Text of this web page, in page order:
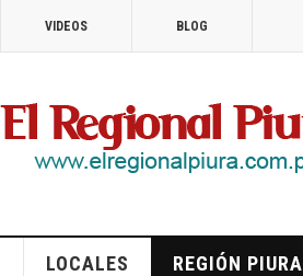
VIDEOS BLOG
LOCALES REGIÓN PIURA